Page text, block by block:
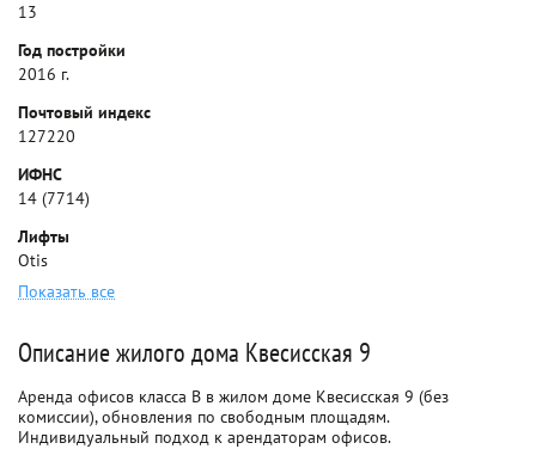
13
Год постройки
2016 г.
Почтовый индекс
127220
ИФНС
14 (7714)
Лифты
Otis
Показать все
Описание жилого дома Квесисская 9
Аренда офисов класса B в жилом доме Квесисская 9 (без
комиссии), обновления по свободным площадям.
Индивидуальный подход к арендаторам офисов.